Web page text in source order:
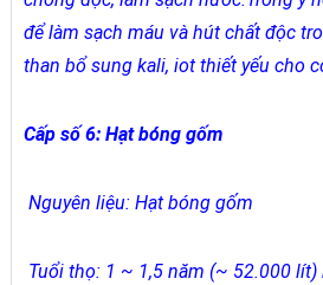
để làm sạch máu và hút chất độc
than bổ sung kali, iot thiết yếu cho
Cấp số 6: Hạt bóng gốm
Nguyên liệu: Hạt bóng gốm
Tuổi thọ: 1 ~ 1,5 năm (~ 52.000